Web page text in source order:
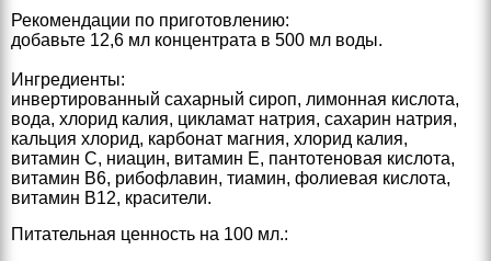
Рекомендации по приготовлению:
добавьте 12,6 мл концентрата в 500 мл воды.
Ингредиенты:
инвертированный сахарный сироп, лимонная кислота,
вода, хлорид калия, цикламат натрия, сахарин натрия,
кальция хлорид, карбонат магния, хлорид калия,
витамин С, ниацин, витамин Е, пантотеновая кислота,
витамин В6, рибофлавин, тиамин, фолиевая кислота,
витамин В12, красители.
Питательная ценность на 100 мл.: